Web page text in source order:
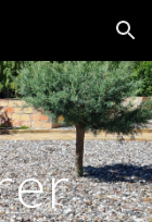
Skip to navigation